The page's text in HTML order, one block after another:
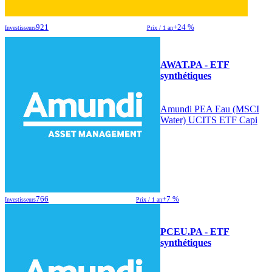
Investisseurs921 Prix / 1 an+24 %
AWAT.PA - ETF
synthétiques
Amundi PEA Eau (MSCI
Water) UCITS ETF Capi
Investisseurs766 Prix / 1 an+7 %
PCEU.PA - ETF
synthétiques